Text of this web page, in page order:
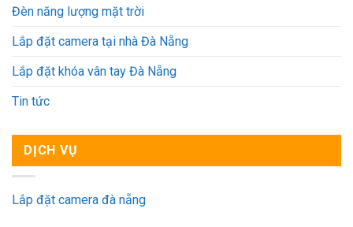
Đèn năng lượng mặt trời
Lắp đặt camera tại nhà Đà Nẵng
Lắp đặt khóa vân tay Đà Nẵng
Tin tức
DỊCH VỤ
Lắp đặt camera đà nẵng